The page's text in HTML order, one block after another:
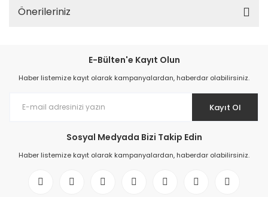
Önerileriniz
E-Bülten'e Kayıt Olun
Haber listemize kayıt olarak kampanyalardan, haberdar olabilirsiniz.
Kayıt Ol
Sosyal Medyada Bizi Takip Edin
Haber listemize kayıt olarak kampanyalardan, haberdar olabilirsiniz.